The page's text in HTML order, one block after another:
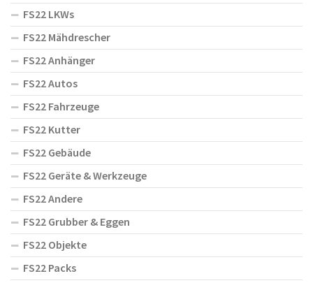
FS22 LKWs
FS22 Mähdrescher
FS22 Anhänger
FS22 Autos
FS22 Fahrzeuge
FS22 Kutter
FS22 Gebäude
FS22 Geräte & Werkzeuge
FS22 Andere
FS22 Grubber & Eggen
FS22 Objekte
FS22 Packs